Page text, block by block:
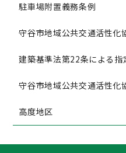
駐車場附置義務条例
守谷市地域公共交通活性化
建築基準法第22条による指
守谷市地域公共交通活性化
高度地区